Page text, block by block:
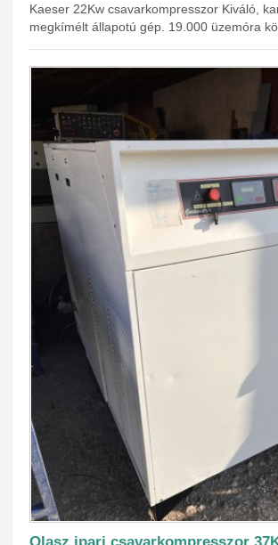
Kaeser 22Kw csavarkompresszor Kiváló,
megkímélt állapotú gép. 19.000 üzemóra